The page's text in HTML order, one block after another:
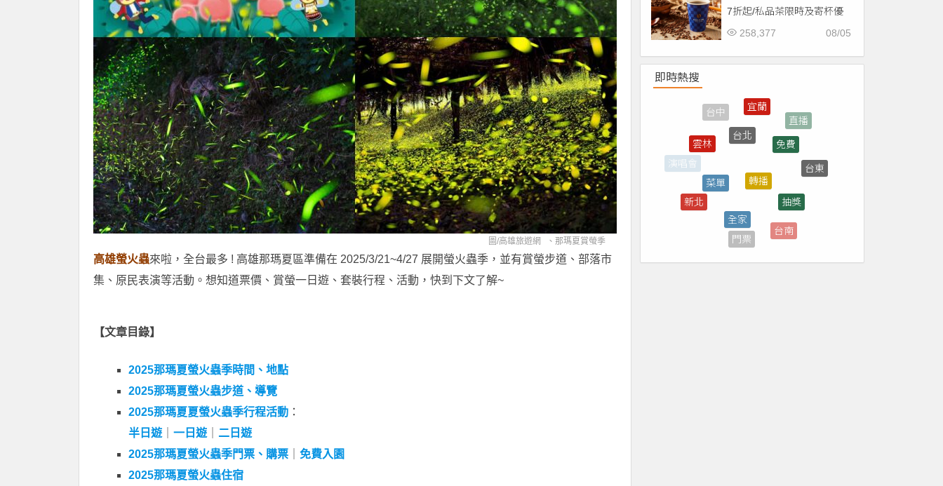
圖/高雄旅遊網 、那瑪夏賞螢季
高雄螢火蟲來啦，全台最多 ! 高雄那瑪夏區準備在 2025/3/21~4/27 展開螢火蟲季，並有賞螢步道、部落市
集、原民表演等活動。想知道票價、賞螢一日遊、套裝行程、活動，快到下文了解~
【文章目錄】
2025那瑪夏螢火蟲季時間、地點
2025那瑪夏螢火蟲步道、導覽
2025那瑪夏夏螢火蟲季行程活動 ：
半日遊
一日遊
二日遊
2025那瑪夏螢火蟲季門票、購票
免費入園
2025那瑪夏螢火蟲住宿
7折起/私品茶限時及寄杯優
惠！價格/菜單一起看
08/05
258,377
即時熱搜
雲林
台北
免費
7-ELEVEN
優惠券
市集
新北
菜單
轉播
抽獎
台南